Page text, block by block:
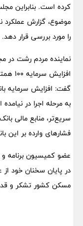
کرده است. بنابراین
موضوع، گزارش
را مورد بررسی قرار دهد.
نماینده مردم رشت در
گفت: افزایش سرمایه
به مرحله اجرا در
سریع‌تر، منابع مالی
فشارهای وارده بر این
عضو کمیسیون برنامه
در پایان سخنان خود
مسکن کشور تشکر و